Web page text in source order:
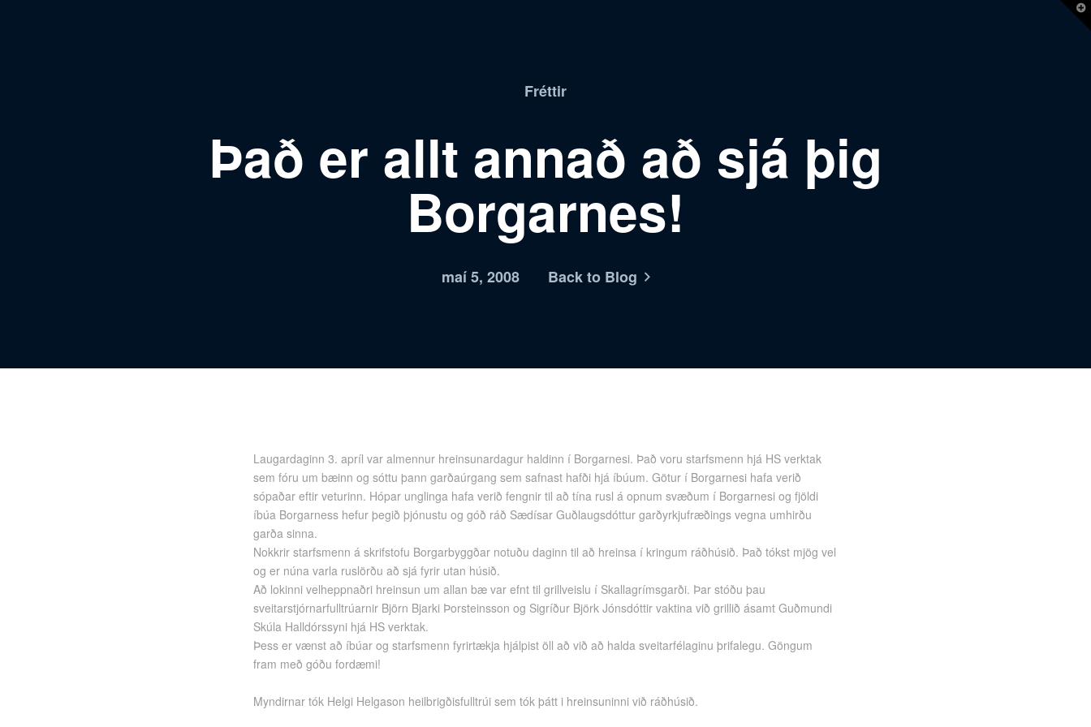
Fréttir
Það er allt annað að sjá þig
Borgarnes!
maí 5, 2008 Back to Blog
Laugardaginn 3. apríl var almennur hreinsunardagur haldinn í Borgarnesi. Það voru starfsmenn hjá HS verktak
sem fóru um bæinn og sóttu þann garðaúrgang sem safnast hafði hjá íbúum. Götur í Borgarnesi hafa verið
sópaðar eftir veturinn. Hópar unglinga hafa verið fengnir til að tína rusl á opnum svæðum í Borgarnesi og fjöldi
íbúa Borgarness hefur þegið þjónustu og góð ráð Sædísar Guðlaugsdóttur garðyrkjufræðings vegna umhirðu
garða sinna.
Nokkrir starfsmenn á skrifstofu Borgarbyggðar notuðu daginn til að hreinsa í kringum ráðhúsið. Það tókst mjög vel
og er núna varla ruslörðu að sjá fyrir utan húsið.
Að lokinni velheppnaðri hreinsun um allan bæ var efnt til grillveislu í Skallagrímsgarði. Þar stóðu þau
sveitarstjórnarfulltrúarnir Björn Bjarki Þorsteinsson og Sigríður Björk Jónsdóttir vaktina við grillið ásamt Guðmundi
Skúla Halldórssyni hjá HS verktak.
Þess er vænst að íbúar og starfsmenn fyrirtækja hjálpist öll að við að halda sveitarfélaginu þrifalegu. Göngum
fram með góðu fordæmi!
Myndirnar tók Helgi Helgason heilbrigðisfulltrúi sem tók þátt i hreinsuninni við ráðhúsið.